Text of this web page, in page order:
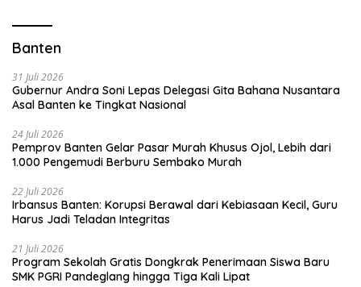
Banten
31 Juli 2026
Gubernur Andra Soni Lepas Delegasi Gita Bahana Nusantara
Asal Banten ke Tingkat Nasional
24 Juli 2026
Pemprov Banten Gelar Pasar Murah Khusus Ojol, Lebih dari
1.000 Pengemudi Berburu Sembako Murah
22 Juli 2026
Irbansus Banten: Korupsi Berawal dari Kebiasaan Kecil, Guru
Harus Jadi Teladan Integritas
21 Juli 2026
Program Sekolah Gratis Dongkrak Penerimaan Siswa Baru
SMK PGRI Pandeglang hingga Tiga Kali Lipat